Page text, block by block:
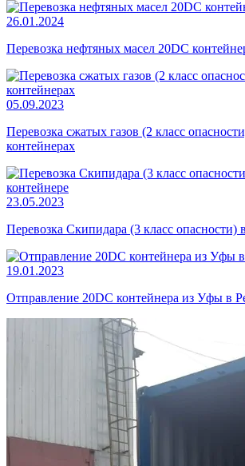
26.01.2024
Перевозка нефтяных масел 20DC
05.09.2023
Перевозка сжатых газов (2 класс
контейнерах
23.05.2023
Перевозка Скипидара (3 класс опасности)
19.01.2023
Отправление 20DC контейнера из Уфы в